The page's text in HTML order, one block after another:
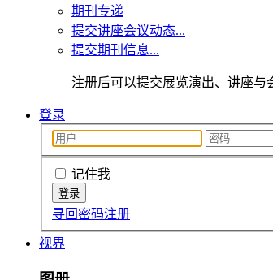
期刊专递
提交讲座会议动态...
提交期刊信息...
注册后可以提交展览演出、讲座与
登录
记住我
寻回密码注册
视界